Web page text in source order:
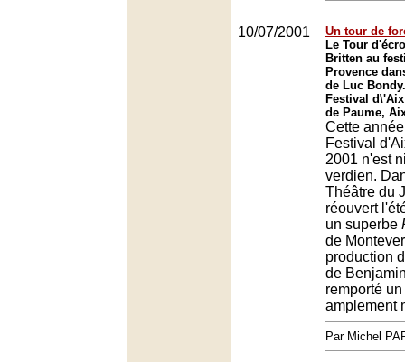
10/07/2001
Un tour de
Le Tour
Britten au
Provence
de Luc Bondy.
Festival
de Paume,
Cette
Festival
2001 n'est
verdien.
Théâtre du
réouvert
un superbe
de
production
de
remporté
amplement
Par Michel